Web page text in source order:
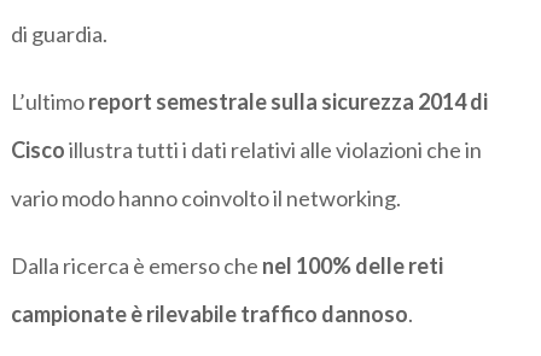
di guardia.
L’ultimoreport semestrale sulla sicurezza 2014 di
Ciscoillustra tutti i dati relativi alle violazioni che in
vario modo hanno coinvolto il networking.
Dalla ricerca è emerso che nel 100% delle reti
campionate è rilevabile traffico dannoso.